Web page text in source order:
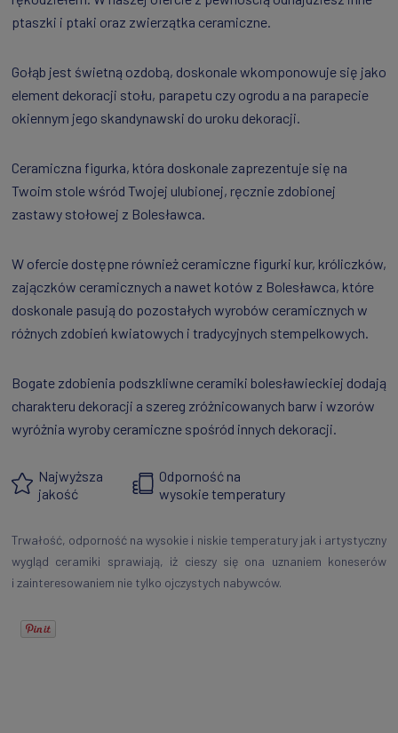
ptaszki i ptaki oraz zwierzątka ceramiczne.
Gołąb jest świetną ozdobą, doskonale wkomponowuje się jako
element dekoracji stołu, parapetu czy ogrodu a na parapecie
okiennym jego skandynawski do uroku dekoracji.
Ceramiczna figurka, która doskonale zaprezentuje się na
Twoim stole wśród Twojej ulubionej, ręcznie zdobionej
zastawy stołowej z Bolesławca.
W ofercie dostępne również ceramiczne figurki kur, króliczków,
zajączków ceramicznych a nawet kotów z Bolesławca, które
doskonale pasują do pozostałych wyrobów ceramicznych w
różnych zdobień kwiatowych i tradycyjnych stempelkowych.
Bogate zdobienia podszkliwne ceramiki bolesławieckiej dodają
charakteru dekoracji a szereg zróżnicowanych barw i wzorów
wyróżnia wyroby ceramiczne spośród innych dekoracji.
Najwyższa
jakość
Odporność na
wysokie temperatury
Trwałość, odporność na wysokie i niskie temperatury jak i artystyczny
wygląd ceramiki sprawiają, iż cieszy się ona uznaniem koneserów
i zainteresowaniem nie tylko ojczystych nabywców.